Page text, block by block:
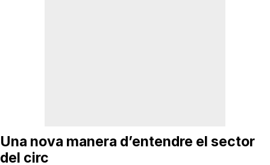
Una nova manera d’entendre el sector
del circ